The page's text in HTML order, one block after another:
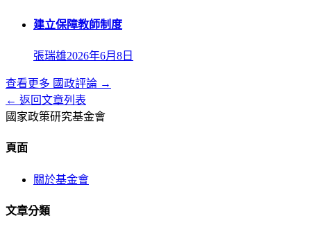
建立保障教師制度
張瑞雄2026年6月8日
查看更多 國政評論 →
← 返回文章列表
國家政策研究基金會
頁面
關於基金會
文章分類